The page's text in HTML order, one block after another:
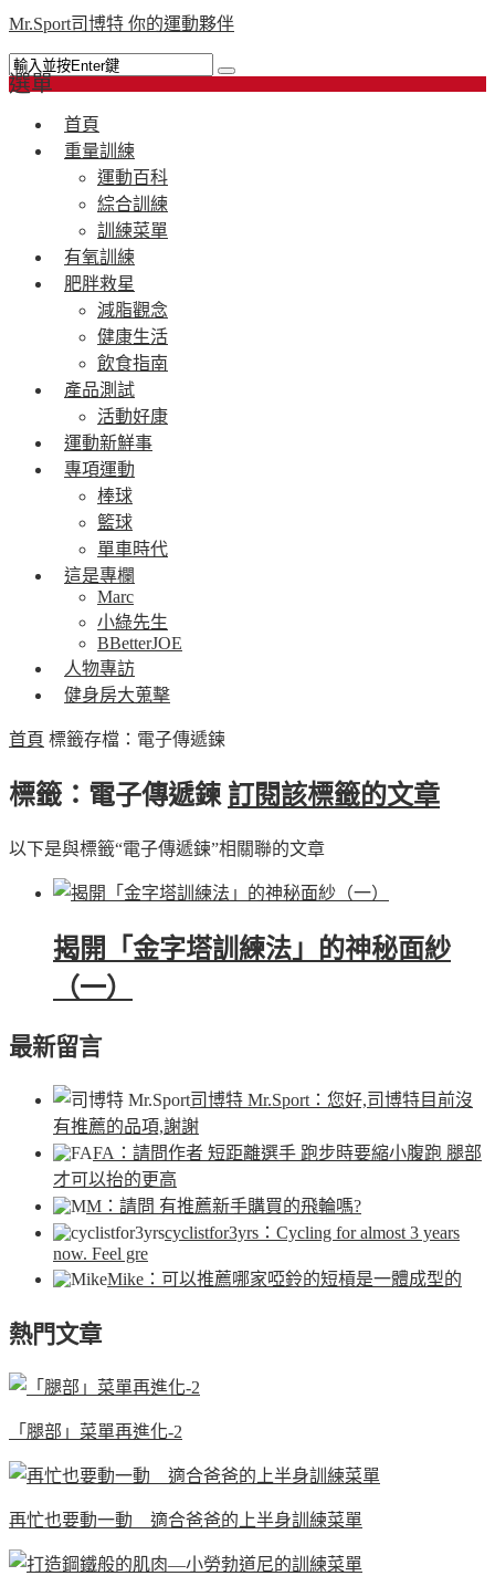
Mr.Sport司博特 你的運動夥伴
選單
首頁
重量訓練
運動百科
綜合訓練
訓練菜單
有氧訓練
肥胖救星
減脂觀念
健康生活
飲食指南
產品測試
活動好康
運動新鮮事
專項運動
棒球
籃球
單車時代
這是專欄
Marc
小綠先生
BBetterJOE
人物專訪
健身房大蒐擊
首頁 標籤存檔：電子傳遞鍊
標籤：電子傳遞鍊 訂閱該標籤的文章
以下是與標籤“電子傳遞鍊”相關聯的文章
揭開「金字塔訓練法」的神秘面紗
（一）
最新留言
司博特 Mr.Sport ：您好,司博特目前沒
有推薦的品項,謝謝
FA ：請問作者 短距離選手 跑步時要縮小腹跑 腿部
才可以抬的更高
M ：請問 有推薦新手購買的飛輪嗎?
cyclistfor3yrs ：Cycling for almost 3 years
now. Feel gre
Mike ：可以推薦哪家啞鈴的短槓是一體成型的
熱門文章
「腿部」菜單再進化-2
再忙也要動一動 適合爸爸的上半身訓練菜單